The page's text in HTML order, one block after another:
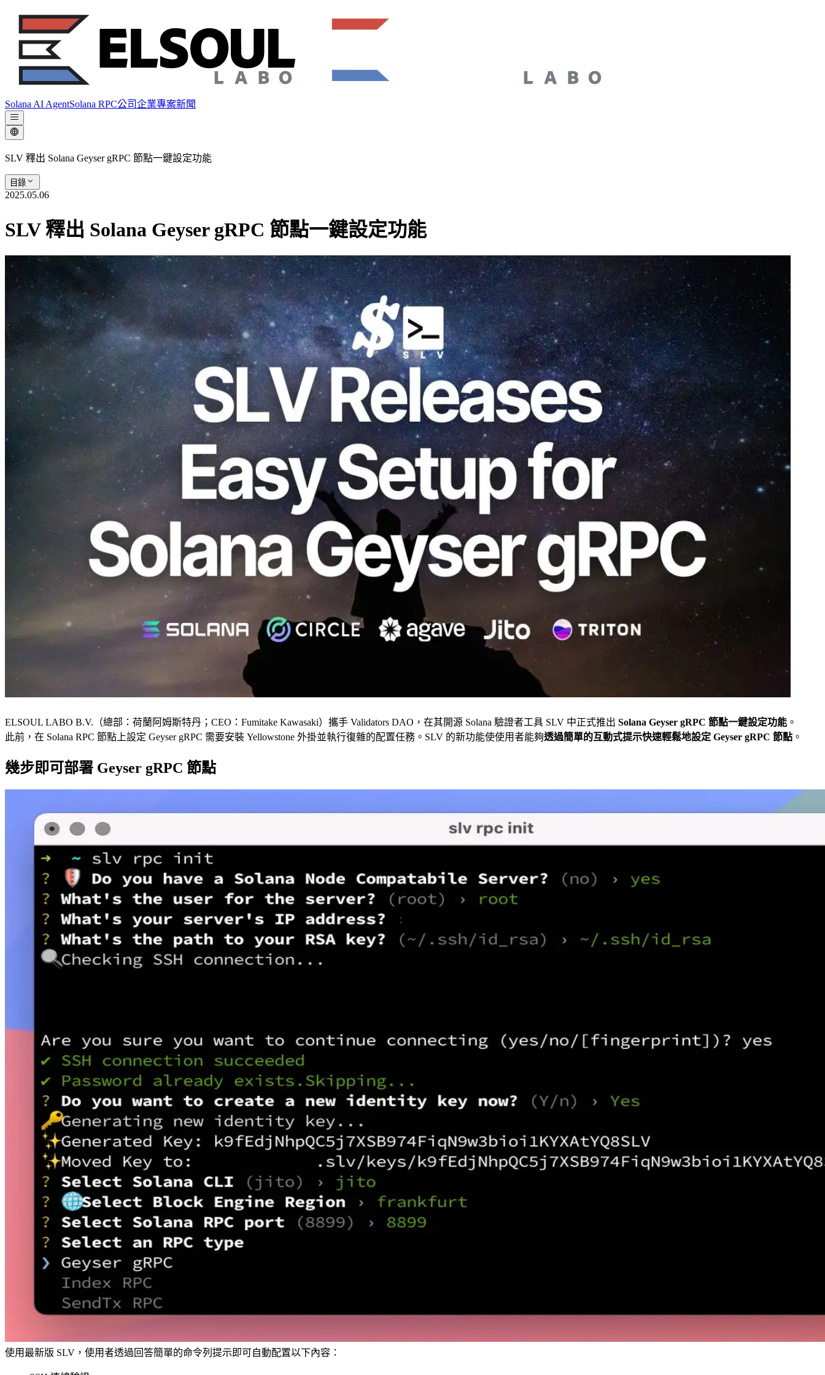
Solana AI AgentSolana RPC公司企業專案新聞
SLV 釋出 Solana Geyser gRPC 節點一鍵設定功能
目錄
2025.05.06
SLV 釋出 Solana Geyser gRPC 節點一鍵設定功能
ELSOUL LABO B.V.（總部：荷蘭阿姆斯特丹；CEO：Fumitake Kawasaki）攜手 Validators DAO，在其開源 Solana 驗證者工具 SLV 中正式推出 Solana Geyser gRPC 節點一鍵設定功能 。
此前，在 Solana RPC 節點上設定 Geyser gRPC 需要安裝 Yellowstone 外掛並執行復雜的配置任務。SLV 的新功能使使用者能夠透過簡單的互動式提示快速輕鬆地設定 Geyser gRPC 節點 。
幾步即可部署 Geyser gRPC 節點
使用最新版 SLV，使用者透過回答簡單的命令列提示即可自動配置以下內容：